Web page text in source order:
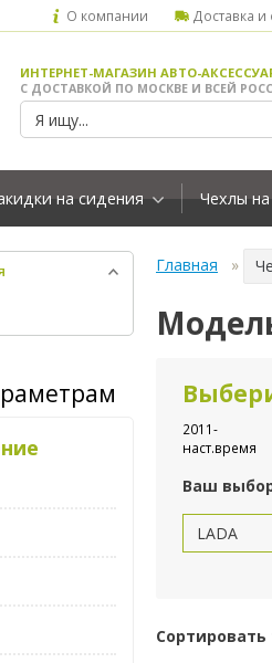
О компании Доставка и
ИНТЕРНЕТ-МАГАЗИН АВТО-
С ДОСТАВКОЙ ПО МОСКВЕ И ВСЕЙ
на сидения Чехлы
Главная
2011-
наст.время
Ваш